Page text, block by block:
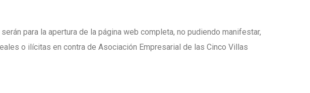
para la apertura de la página web completa, no pudiendo manifestar,
o ilícitas en contra de Asociación Empresarial de las Cinco Villas